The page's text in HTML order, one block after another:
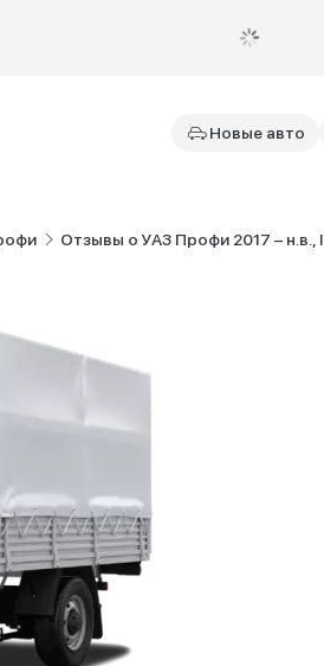
Новые авто
Отзывы о УАЗ Профи 2017 – н.в., I